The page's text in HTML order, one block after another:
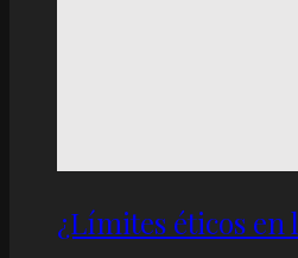
¿Límites éticos en